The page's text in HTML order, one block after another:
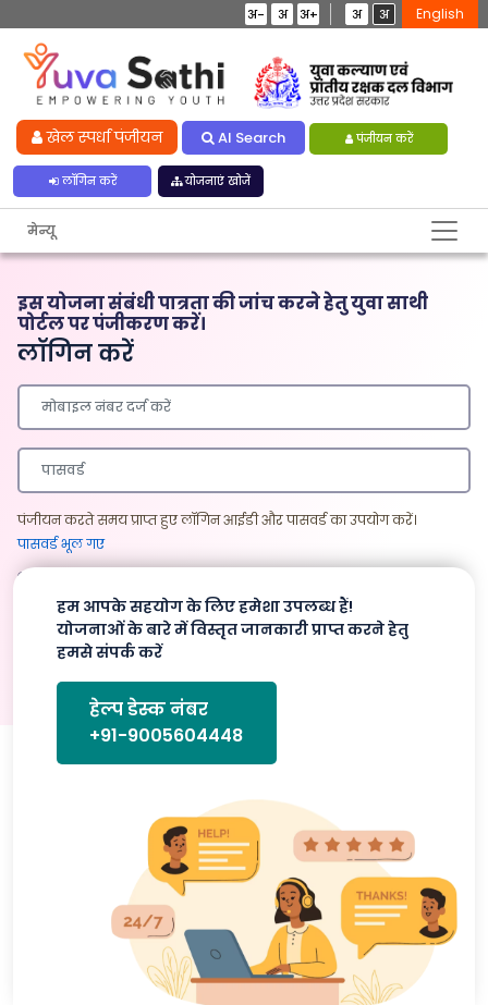
अ- अ अ+ अ अ English
खेल स्पर्धा पंजीयन AI Search पंजीयन करें
लॉगिन करें योजनाएं खोजें
मेन्यू
इस योजना संबंधी पात्रता की जांच करने हेतु युवा साथी
पोर्टल पर पंजीकरण करें।
लॉगिन करें
पंजीयन करते समय प्राप्त हुए लॉगिन आईडी और पासवर्ड का उपयोग करें।
पासवर्ड भूल गए
हम आपके सहयोग के लिए हमेशा उपलब्ध हैं!
योजनाओं के बारे में विस्तृत जानकारी प्राप्त करने हेतु
हमसे संपर्क करें
हेल्प डेस्क नंबर
+91-9005604448